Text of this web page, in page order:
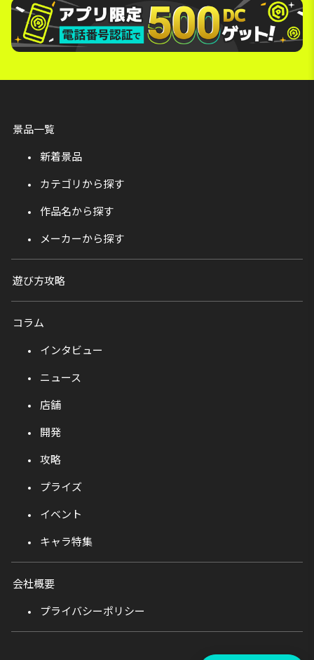
景品一覧
新着景品
カテゴリから探す
作品名から探す
メーカーから探す
遊び方攻略
コラム
インタビュー
ニュース
店舗
開発
攻略
プライズ
イベント
キャラ特集
会社概要
プライバシーポリシー